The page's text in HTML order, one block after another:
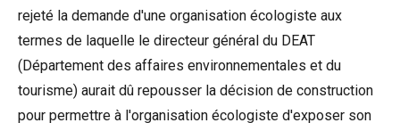
rejeté la demande d'une organisation écologiste aux
termes de laquelle le directeur général du DEAT
(Département des affaires environnementales et du
tourisme) aurait dû repousser la décision de construction
pour permettre à l'organisation écologiste d'exposer son